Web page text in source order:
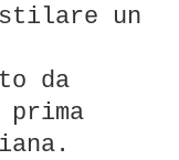
un
da